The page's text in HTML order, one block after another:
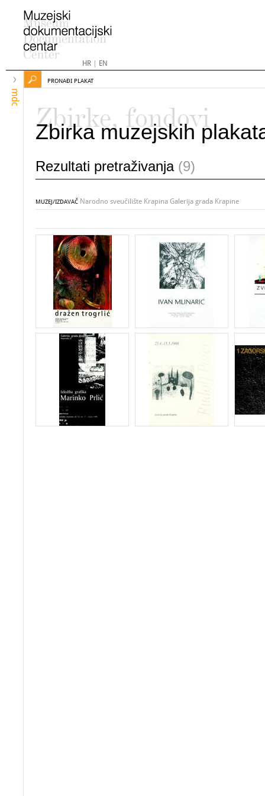
HR| EN
mdc
PRONAĐI PLAKAT
Zbirke, fondovi
Zbirka muzejskih
Rezultati pretraživanja (9)
MUZEJ/IZDAVAČ Narodno sveučilište Krapina Galerija grada Krapine